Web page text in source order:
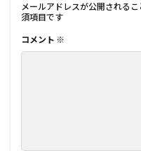
メールアドレスが公開されるこ
須項目です
コメント ※